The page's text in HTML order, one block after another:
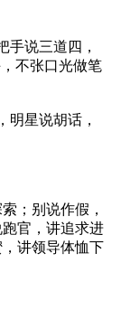
手说三道四，
不张口光做笔
明星说胡话，
；别说作假，
官，讲追求进
讲领导体恤下